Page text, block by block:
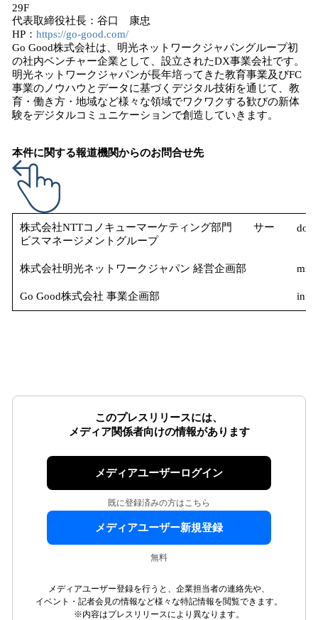
29F
代表取締役社長：谷口 康忠
HP： https://go-good.com/
Go Good株式会社は、明光ネットワークジャパングループ初
の社内ベンチャー企業として、設立されたDX事業会社です。
明光ネットワークジャパンが長年培ってきた教育事業及びFC
事業のノウハウとデータに基づくデジタル技術を通じて、教
育・働き方・地域など様々な領域でワクワクする歓びの新体
験をデジタルコミュニケーションで創造していきます。
本件に関する報道機関からのお問合せ先
株式会社NTTコノキューマーケティング部門 サー
ビスマネージメントグループ
株式会社明光ネットワークジャパン 経営企画部
Go Good株式会社 事業企画部
このプレスリリースには、
メディア関係者向けの情報があります
メディアユーザーログイン
既に登録済みの方はこちら
メディアユーザー新規登録
無料
メディアユーザー登録を行うと、企業担当者の連絡先や、
イベント・記者会見の情報など様々な特記情報を閲覧できます。
※内容はプレスリリースにより異なります。